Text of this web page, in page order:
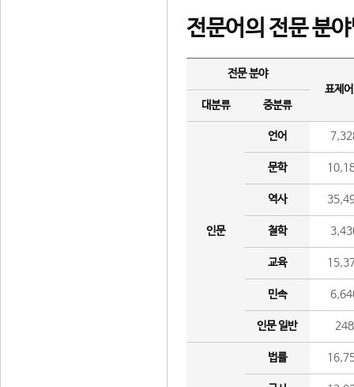
전문어의 전문 분
전문 분야
표제
대분류
중분류
인문
언어
문학
역사
철학
교육
민속
인문 일반 248
법률